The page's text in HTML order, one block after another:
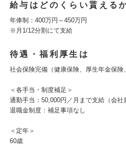
給与はどのくらい貰える
年俸制：400万円～450万円
※月1/12分割にて支給
待遇・福利厚生は
社会保険完備（健康保険、厚生年金保険
＜各手当・制度補足＞
通勤手当：50,000円／月まで支給（会社
退職金制度：補足事項なし
＜定年＞
60歳